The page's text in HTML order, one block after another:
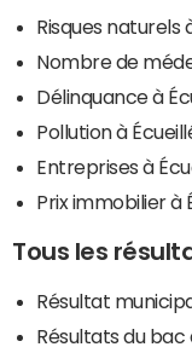
Risques naturels
Nombre de
Délinquance à
Pollution à
Entreprises à
Prix immobilier à
Tous les
Résultat
Résultats du bac